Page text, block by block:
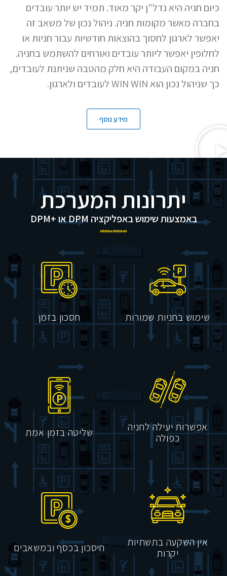
כיום חניה היא נדל"ן יקר מאוד. תמיד יש יותר עובדים
בחברה מאשר מקומות חניה. ניהול נכון של משאב זה
יאפשר לארגון לחסוך בהוצאות חודשיות עבור חניות או
לחלופין יאפשר ליותר עובדים ואורחים להשתמש בחניה.
חניה במקום העבודה היא חלק מהטבה שניתנת לעובדים,
כך שניהול נכון הואWIN WINלעובדים ולארגון.
מידע נוסף
יתרונות המערכת
באמצעות שימוש באפליקציה DPM או +DPM
שימוש בחניות שמורות חסכון בזמן
אפשרות יעילה לחניה
כפולה
שליטה בזמן אמת
אין השקעה בתשתיות
יקרות
חיסכון בכסף ובמשאבים